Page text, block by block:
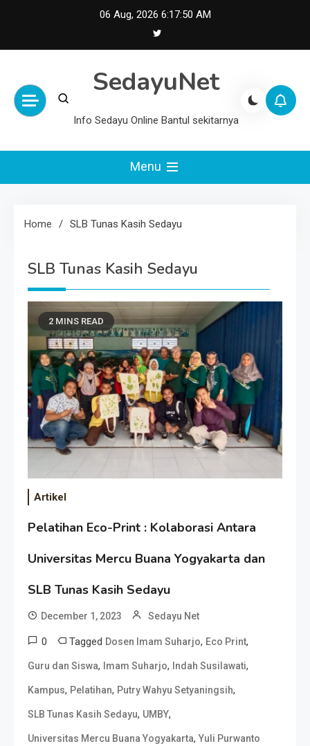
06 Aug, 2026 6:17:51 AM
SedayuNet
Info Sedayu Online Bantul sekitarnya
Menu
Home SLB Tunas Kasih Sedayu
SLB Tunas Kasih Sedayu
2 MINS READ
Artikel
Pelatihan Eco-Print : Kolaborasi Antara
Universitas Mercu Buana Yogyakarta dan
SLB Tunas Kasih Sedayu
December 1, 2023 Sedayu Net
0 Tagged Dosen Imam Suharjo, Eco Print,
Guru dan Siswa, Imam Suharjo, Indah Susilawati,
Kampus, Pelatihan, Putry Wahyu Setyaningsih,
SLB Tunas Kasih Sedayu, UMBY,
Universitas Mercu Buana Yogyakarta, Yuli Purwanto